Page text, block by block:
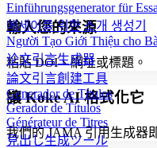
Einführungsgenerator für
에세이를 위한 소개 생성기
Người Tạo Giới Thiệu cho
论文引言生成器
論文引言創建工具
Generador de Títulos
Gerador de Títulos
Générateur de Titres
見出し生成ツール
輸入您的來源
粘貼 DOI、網址或標題。
讓 Koke AI 格式化它
我們的 JAMA 引用生成器